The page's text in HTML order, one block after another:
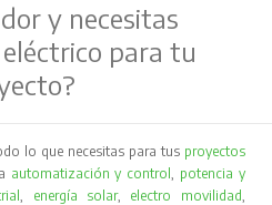
y necesitas
para tu
lo que necesitas para tus proyectos
automatización y control
potencia y
energía solar, electro movilidad